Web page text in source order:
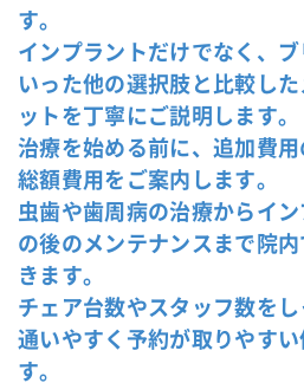
す。
インプラントだけでなく、
いった他の選択肢と比較し
ットを丁寧にご説明します。
治療を始める前に、追加費
総額費用をご案内します。
虫歯や歯周病の治療からイ
の後のメンテナンスまで院
きます。
チェア台数やスタッフ数をし
通いやすく予約が取りやす
す。